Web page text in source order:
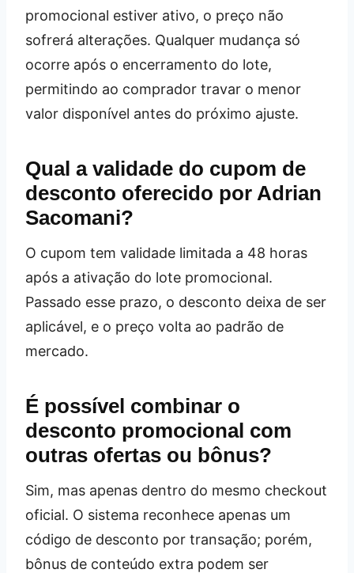
promocional estiver ativo, o preço não
sofrerá alterações. Qualquer mudança só
ocorre após o encerramento do lote,
permitindo ao comprador travar o menor
valor disponível antes do próximo ajuste.
Qual a validade do cupom de
desconto oferecido por Adrian
Sacomani?
O cupom tem validade limitada a 48 horas
após a ativação do lote promocional.
Passado esse prazo, o desconto deixa de ser
aplicável, e o preço volta ao padrão de
mercado.
É possível combinar o
desconto promocional com
outras ofertas ou bônus?
Sim, mas apenas dentro do mesmo checkout
oficial. O sistema reconhece apenas um
código de desconto por transação; porém,
bônus de conteúdo extra podem ser